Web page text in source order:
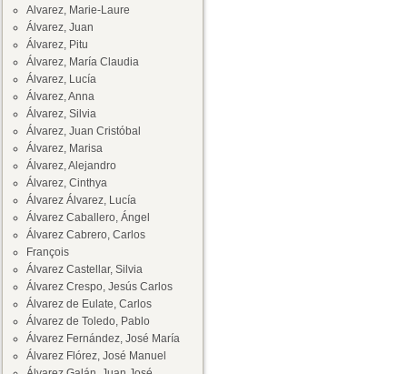
Alvarez, Marie-Laure
Álvarez, Juan
Álvarez, Pitu
Álvarez, María Claudia
Álvarez, Lucía
Álvarez, Anna
Álvarez, Silvia
Álvarez, Juan Cristóbal
Álvarez, Marisa
Álvarez, Alejandro
Álvarez, Cinthya
Álvarez Álvarez, Lucía
Álvarez Caballero, Ángel
Álvarez Cabrero, Carlos
François
Álvarez Castellar, Silvia
Álvarez Crespo, Jesús Carlos
Álvarez de Eulate, Carlos
Álvarez de Toledo, Pablo
Álvarez Fernández, José María
Álvarez Flórez, José Manuel